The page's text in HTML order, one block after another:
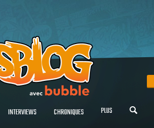
INTERVIEWS CHRONIQUES PLUS